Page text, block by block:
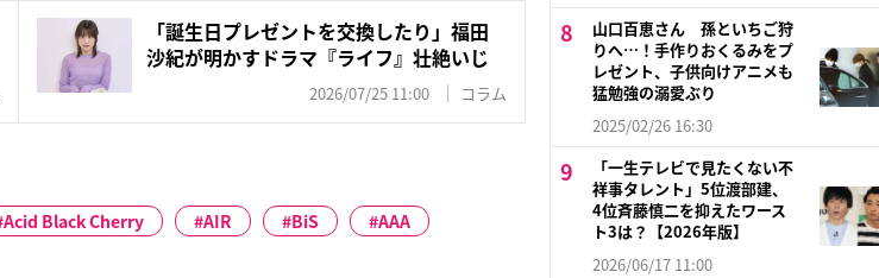
「誕生日プレゼントを交換したり」福田
沙紀が明かすドラマ『ライフ』壮絶いじ
2026/07/25 11:00 コラム
Acid Black Cherry AIR BiS
AAA
山口百恵さん 孫といちご狩
りへ…！手作りおくるみをプ
レゼント、子供向けアニメも
猛勉強の溺愛ぶり
2025/02/26 16:30
「一生テレビで見たくない不
祥事タレント」5位渡部建、
4位斉藤慎二を抑えたワース
ト3は？【2026年版】
2026/06/17 11:00